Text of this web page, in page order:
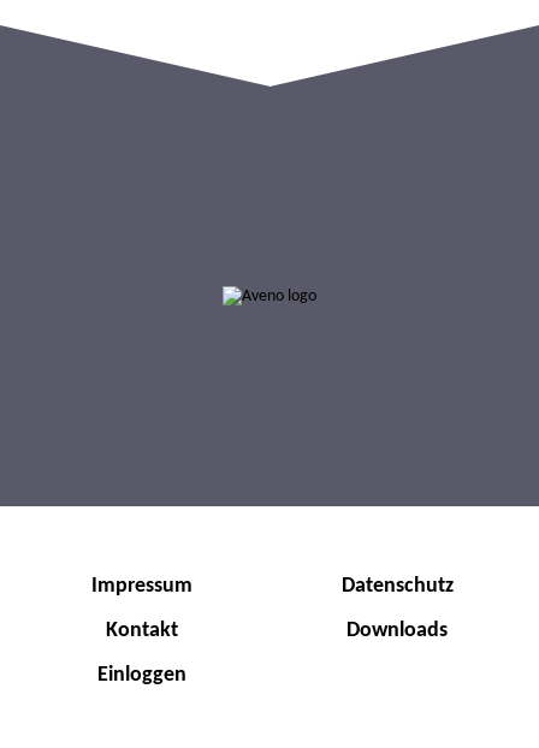
Impressum
Datenschutz
Kontakt
Downloads
Einloggen